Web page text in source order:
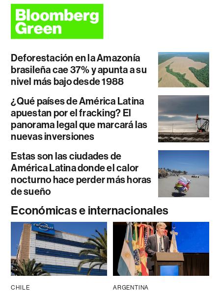
Deforestación en la Amazonía
brasileña cae 37% y apunta a su
nivel más bajo desde 1988
¿Qué países de América Latina
apuestan por el fracking? El
panorama legal que marcará las
nuevas inversiones
Estas son las ciudades de
América Latina donde el calor
nocturno hace perder más horas
de sueño
Económicas e internacionales
CHILE ARGENTINA